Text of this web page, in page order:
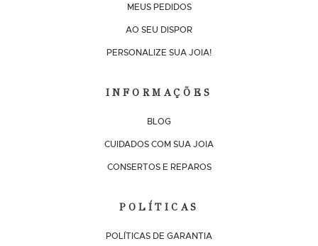
MEUS PEDIDOS
AO SEU DISPOR
PERSONALIZE SUA JOIA!
INFORMAÇÕES
BLOG
CUIDADOS COM SUA JOIA
CONSERTOS E REPAROS
POLÍTICAS
POLÍTICAS DE GARANTIA